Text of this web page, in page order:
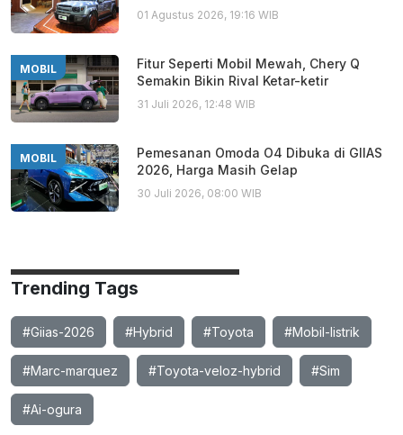
01 Agustus 2026, 19:16 WIB
MOBIL
Fitur Seperti Mobil Mewah, Chery Q
Semakin Bikin Rival Ketar-ketir
31 Juli 2026, 12:48 WIB
MOBIL
Pemesanan Omoda O4 Dibuka di GIIAS
2026, Harga Masih Gelap
30 Juli 2026, 08:00 WIB
Trending Tags
#Giias-2026 #Hybrid #Toyota #Mobil-listrik
#Marc-marquez #Toyota-veloz-hybrid #Sim
#Ai-ogura